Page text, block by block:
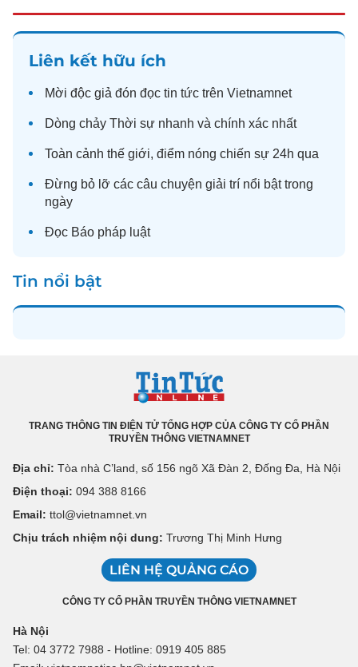
Liên kết hữu ích
Mời độc giả đón đọc tin tức trên Vietnamnet
Dòng chảy Thời sự nhanh và chính xác nhất
Toàn cảnh thế giới, điểm nóng chiến sự 24h qua
Đừng bỏ lỡ các câu chuyện giải trí nổi bật trong
ngày
Đọc Báo pháp luật
Tin nổi bật
TRANG THÔNG TIN ĐIỆN TỬ TỔNG HỢP CỦA CÔNG TY CỔ PHẦN
TRUYỀN THÔNG VIETNAMNET
Địa chỉ: Tòa nhà C’land, số 156 ngõ Xã Đàn 2, Đống Đa, Hà Nội
Điện thoại: 094 388 8166
Email: ttol@vietnamnet.vn
Chịu trách nhiệm nội dung: Trương Thị Minh Hưng
LIÊN HỆ QUẢNG CÁO
CÔNG TY CỔ PHẦN TRUYỀN THÔNG VIETNAMNET
Hà Nội
Tel: 04 3772 7988 - Hotline: 0919 405 885